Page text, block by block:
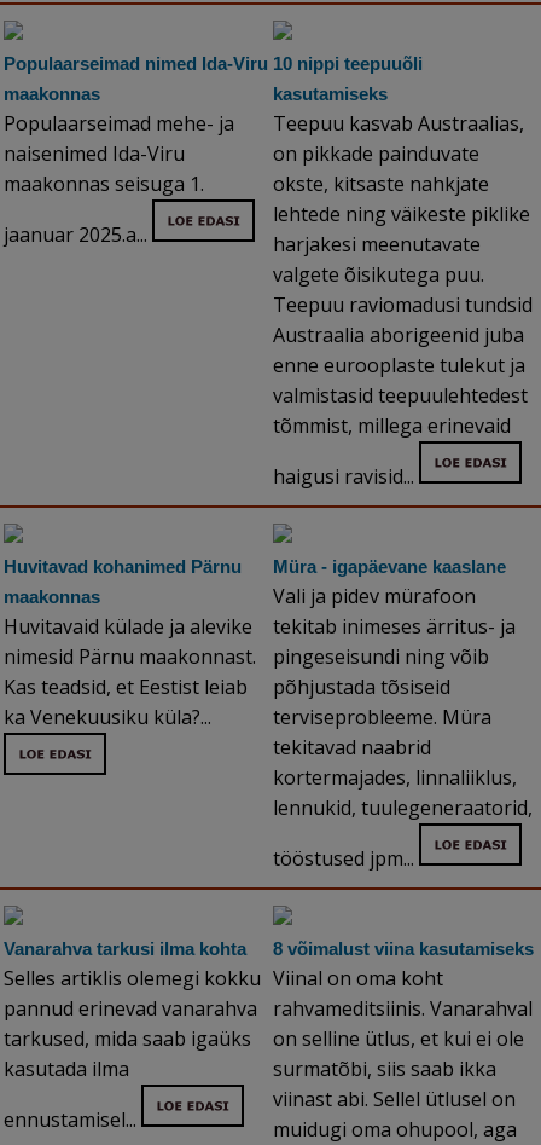
Populaarseimad nimed Ida-Viru
maakonnas
Populaarseimad mehe- ja
naisenimed Ida-Viru
maakonnas seisuga 1.
jaanuar 2025.a...
10 nippi teepuuõli
kasutamiseks
Teepuu kasvab Austraalias,
on pikkade painduvate
okste, kitsaste nahkjate
lehtede ning väikeste piklike
harjakesi meenutavate
valgete õisikutega puu.
Teepuu raviomadusi tundsid
Austraalia aborigeenid juba
enne eurooplaste tulekut ja
valmistasid teepuulehtedest
tõmmist, millega erinevaid
haigusi ravisid...
Huvitavad kohanimed Pärnu
maakonnas
Huvitavaid külade ja alevike
nimesid Pärnu maakonnast.
Kas teadsid, et Eestist leiab
ka Venekuusiku küla?...
Müra - igapäevane kaaslane
Vali ja pidev mürafoon
tekitab inimeses ärritus- ja
pingeseisundi ning võib
põhjustada tõsiseid
terviseprobleeme. Müra
tekitavad naabrid
kortermajades, linnaliiklus,
lennukid, tuulegeneraatorid,
tööstused jpm...
Vanarahva tarkusi ilma kohta
Selles artiklis olemegi kokku
pannud erinevad vanarahva
tarkused, mida saab igaüks
kasutada ilma
ennustamisel...
8 võimalust viina kasutamiseks
Viinal on oma koht
rahvameditsiinis. Vanarahval
on selline ütlus, et kui ei ole
surmatõbi, siis saab ikka
viinast abi. Sellel ütlusel on
muidugi oma ohupool, aga